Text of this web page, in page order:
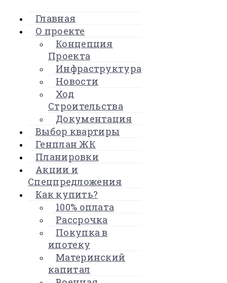
Главная
О проекте
Концепция
Проекта
Инфраструктура
Новости
Ход
Строительства
Документация
Выбор квартиры
Генплан ЖК
Планировки
Акции и
Спецпредложения
Как купить?
100% оплата
Рассрочка
Покупка в
ипотеку
Материнский
капитал